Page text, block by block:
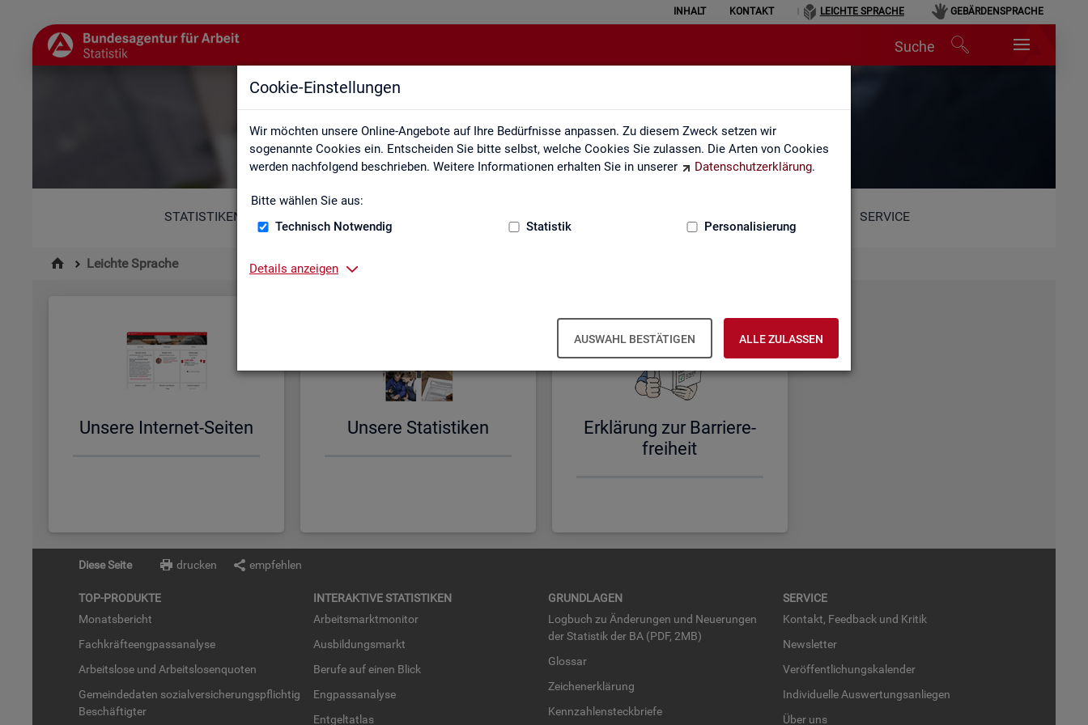
Cookie-Einstellungen
Wir möchten unsere Online-Angebote auf Ihre Bedürfnisse anpassen. Zu diesem Zweck setzen wir
sogenannte Cookies ein. Entscheiden Sie bitte selbst, welche Cookies Sie zulassen. Die Arten von Cookies
werden nachfolgend beschrieben. Weitere Informationen erhalten Sie in unserer
Datenschutzerklärung.
Bitte wählen Sie aus:
Technisch Notwendig
Statistik Personalisierung
Details anzeigen
AUSWAHL BESTÄTIGEN ALLE ZULASSEN
INHALT KONTAKT LEICHTE SPRACHE GEBÄRDENSPRACHE
Suche
Leichte Sprache
STATISTIKEN SERVICE
Leichte Sprache
Un­se­re In­ter­net-Sei­ten Un­se­re Sta­tis­ti­ken
Er­klä­rung zur Bar­rie­re­
frei­heit
Diese Seite drucken empfehlen
TOP-PRO­DUK­TE
Mo­nats­be­richt
Fach­kräf­te­eng­pass­ana­ly­se
Ar­beits­lo­se und Ar­beits­lo­sen­quo­ten
Ge­mein­de­da­ten so­zi­al­ver­si­che­rungs­pflich­tig
Be­schäf­tig­ter
IN­TER­AK­TI­VE STA­TIS­TI­KEN
Ar­beits­markt­mo­ni­tor
Aus­bil­dungs­markt
Be­ru­fe auf einen Blick
Eng­pass­ana­ly­se
Ent­gel­t­at­las
GRUND­LA­GEN
Log­buch zu Än­de­run­gen und Neue­run­gen
der Sta­tis­tik der BA (PDF, 2MB)
Glos­sar
Zei­chen­er­klä­rung
Kenn­zah­len­steck­brie­fe
SER­VICE
Kon­takt, Feed­back und Kri­tik
News­let­ter
Ver­öf­fent­li­chungs­ka­len­der
In­di­vi­du­el­le Aus­wer­tungs­an­lie­gen
Über uns